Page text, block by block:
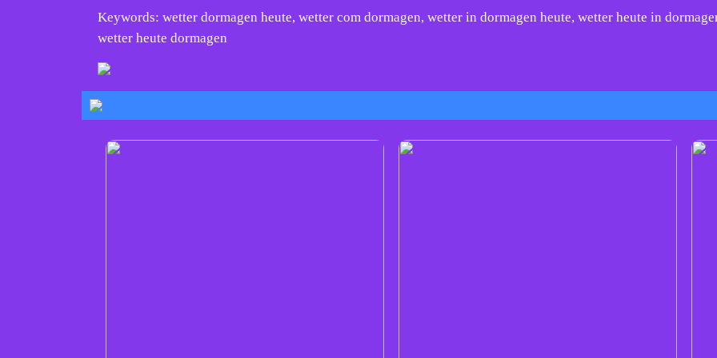
Keywords: wetter dormagen heute, wetter com dormagen, wetter in dormagen heute, wetter heute in
wetter heute dormagen